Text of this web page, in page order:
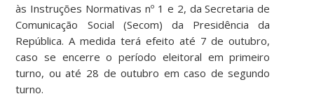
às Instruções Normativas nº 1 e 2, da Secretaria de
Comunicação Social (Secom) da Presidência da
República. A medida terá efeito até 7 de outubro,
caso se encerre o período eleitoral em primeiro
turno, ou até 28 de outubro em caso de segundo
turno.